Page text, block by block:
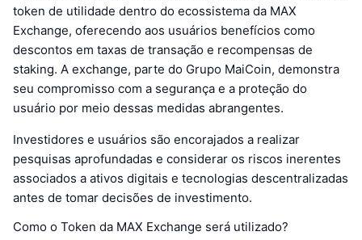
token de utilidade dentro do ecossistema da MAX
Exchange, oferecendo aos usuários benefícios como
descontos em taxas de transação e recompensas de
staking. A exchange, parte do Grupo MaiCoin, demonstra
seu compromisso com a segurança e a proteção do
usuário por meio dessas medidas abrangentes.
Investidores e usuários são encorajados a realizar
pesquisas aprofundadas e considerar os riscos inerentes
associados a ativos digitais e tecnologias descentralizadas
antes de tomar decisões de investimento.
Como o Token da MAX Exchange será utilizado?